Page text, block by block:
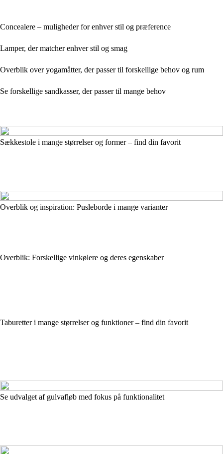
Concealere – muligheder for enhver stil og præference
Lamper, der matcher enhver stil og smag
Overblik over yogamåtter, der passer til forskellige behov og rum
Se forskellige sandkasser, der passer til mange behov
Sækkestole i mange størrelser og former – find din favorit
Overblik og inspiration: Pusleborde i mange varianter
Overblik: Forskellige vinkølere og deres egenskaber
Taburetter i mange størrelser og funktioner – find din favorit
Se udvalget af gulvafløb med fokus på funktionalitet